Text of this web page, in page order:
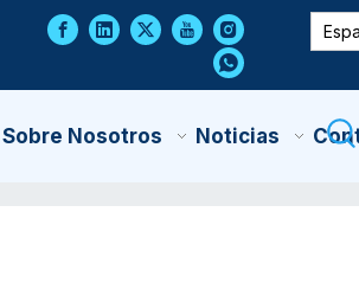
Sobre Nosotros Noticias